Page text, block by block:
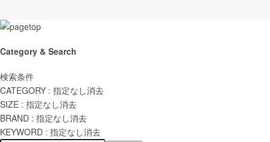
Category & Search
検索条件
CATEGORY : 指定なし消去
SIZE : 指定なし消去
BRAND : 指定なし消去
KEYWORD : 指定なし消去